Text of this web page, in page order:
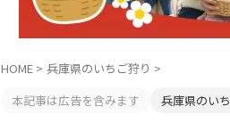
HOME > 兵庫県のいちご狩り >
本記事は広告を含みます
兵庫県のい